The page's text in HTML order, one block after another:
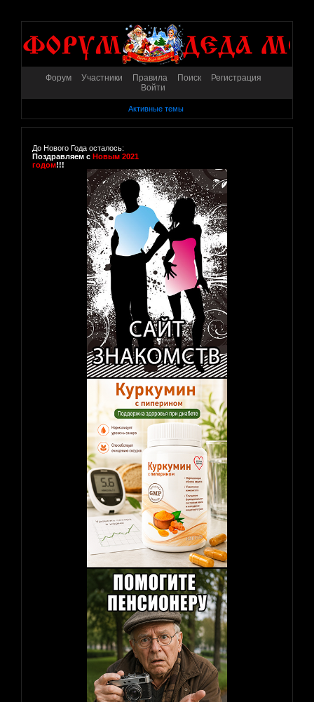
Форум Участники Правила Поиск
Регистрация
Войти
Активные темы
До Нового Года осталось:
Поздравляем с Новым 2021
годом!!!